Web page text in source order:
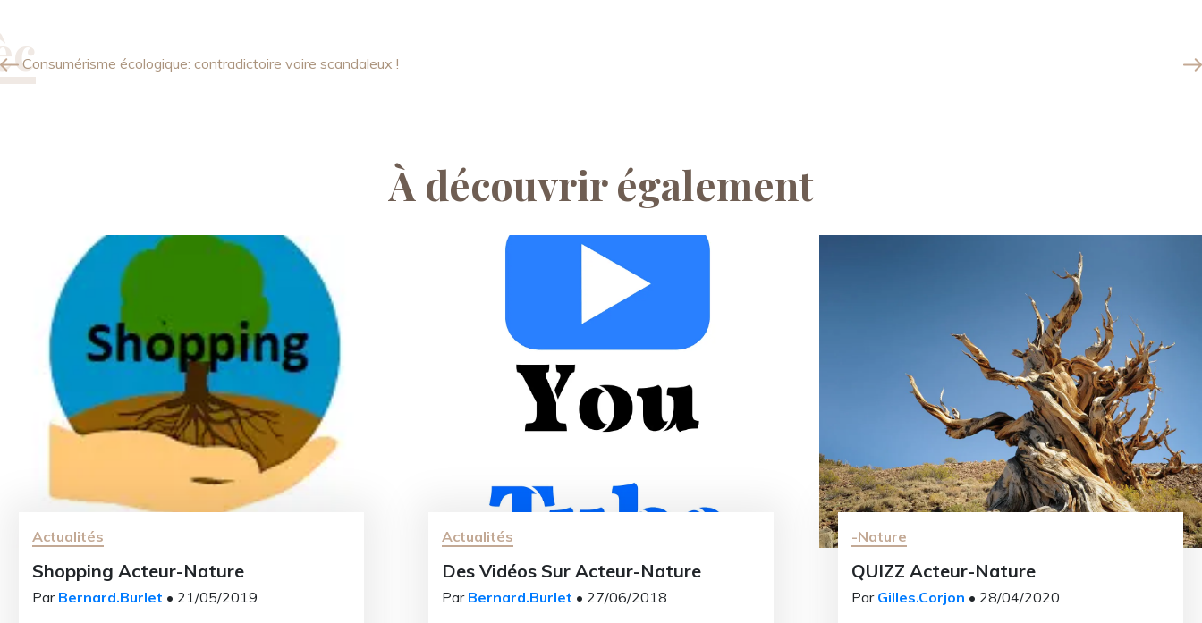
Consumérisme écologique: contradictoire voire scandaleux !
À découvrir également
Actualités
Shopping Acteur-Nature
Par Bernard.Burlet • 21/05/2019
Actualités
Des Vidéos Sur Acteur-Nature
Par Bernard.Burlet • 27/06/2018
-Nature
QUIZZ Acteur-Nature
Par Gilles.Corjon • 28/04/2020
d'informations ?
Inscrivez-vous pour recevoir des récapitulatifs de
Email